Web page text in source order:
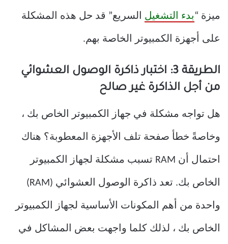
ميزة “ بدء التشغيل السريع” قد حل هذه المشكلة
على أجهزة الكمبيوتر الخاصة بهم.
الطريقة 3: اختبار ذاكرة الوصول العشوائي
من أجل الذاكرة غير صالح
هل تواجه مشكلة في جهاز الكمبيوتر الخاص بك ،
وخاصةً خطأ صفحة تلف الأجهزة المعطوبة؟ هناك
احتمال أن RAM تسبب مشكلة لجهاز الكمبيوتر
الخاص بك. تعد ذاكرة الوصول العشوائي (RAM)
واحدة من أهم المكونات الأساسية لجهاز الكمبيوتر
الخاص بك ، لذلك كلما واجهت بعض المشاكل في